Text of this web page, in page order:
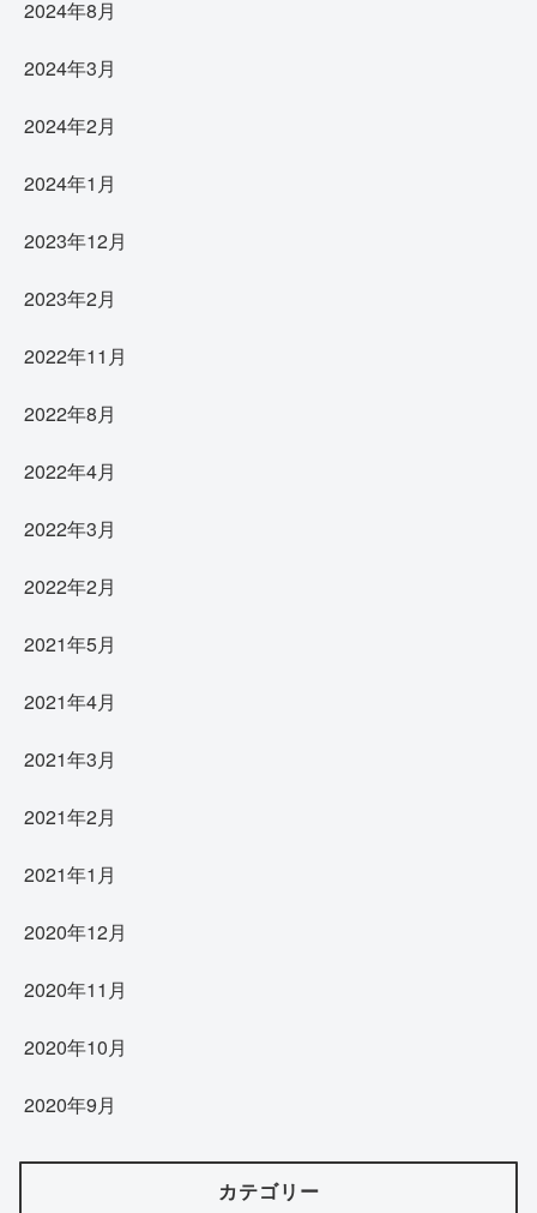
2024年8月
2024年3月
2024年2月
2024年1月
2023年12月
2023年2月
2022年11月
2022年8月
2022年4月
2022年3月
2022年2月
2021年5月
2021年4月
2021年3月
2021年2月
2021年1月
2020年12月
2020年11月
2020年10月
2020年9月
カテゴリー